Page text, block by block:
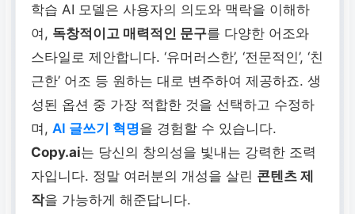
학습 AI 모델은 사용자의 의도와 맥락을 이해하
여, 독창적이고 매력적인 문구를 다양한 어조와
스타일로 제안합니다. ‘유머러스한’, ‘전문적인’, ‘친
근한’ 어조 등 원하는 대로 변주하여 제공하죠. 생
성된 옵션 중 가장 적합한 것을 선택하고 수정하
며, AI 글쓰기 혁명을 경험할 수 있습니다.
Copy.ai는 당신의 창의성을 빛내는 강력한 조력
자입니다. 정말 여러분의 개성을 살린 콘텐츠 제
작을 가능하게 해준답니다.